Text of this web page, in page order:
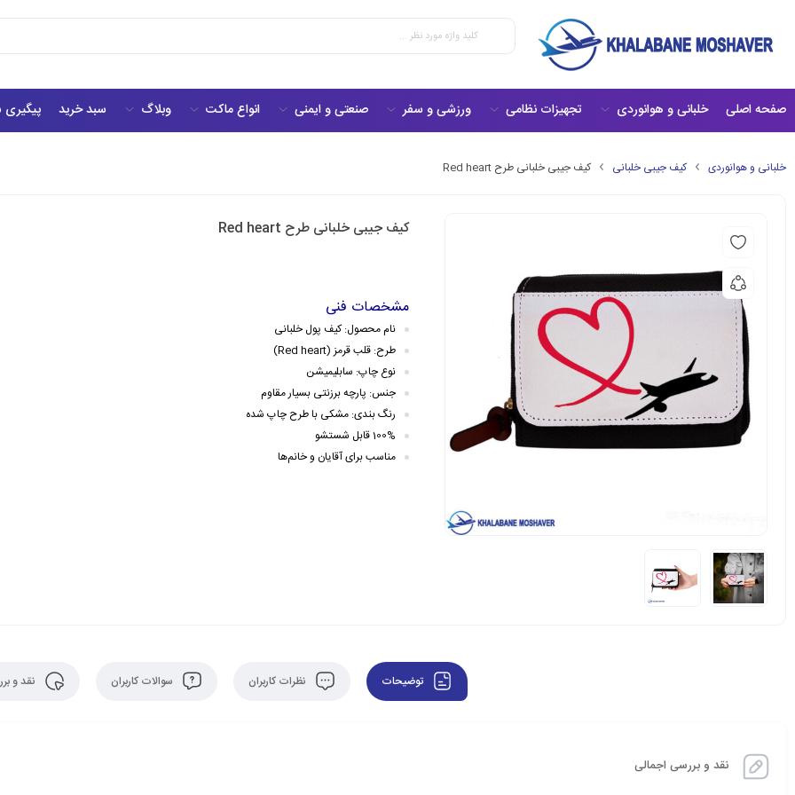
صفحه اصلی خلبانی و هوانوردی تجهیزات نظامی ورزشی و سفر صنعتی و ایمنی انواع ماکت وبلاگ سبد خرید
خلبانی و هوانوردی کیف جیبی خلبانی کیف جیبی خلبانی طرح Red heart
کیف جیبی خلبانی طرح Red heart
مشخصات فنی
نام محصول: کیف پول خلبانی
طرح: قلب قرمز (Red heart)
نوع چاپ: سابلیمیشن
جنس: پارچه برزنتی بسیار مقاوم
رنگ بندی: مشکی با طرح چاپ شده
100% قابل شستشو
مناسب برای آقایان و خانم‌ها
توضیحات نظرات کاربران سوالات کاربران نقد و
نقد و بررسی اجمالی